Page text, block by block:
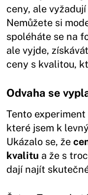
ceny, ale
Nemůžete si
spoléháte se na
ale vyjde,
ceny s kvalitou,
Odvaha se
Tento
které jsem k
Ukázalo se, že
kvalitu a že s
dají najít